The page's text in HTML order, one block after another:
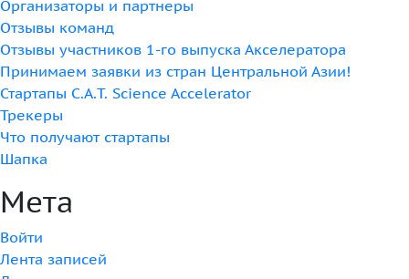
Организаторы и партнеры
Отзывы команд
Отзывы участников 1-го выпуска Акселератора
Принимаем заявки из стран Центральной Азии!
Стартапы C.A.T. Science Accelerator
Трекеры
Что получают стартапы
Шапка
Мета
Войти
Лента записей